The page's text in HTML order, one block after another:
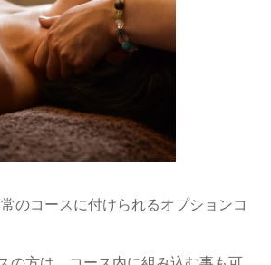
のコースに付けられるオプションコ